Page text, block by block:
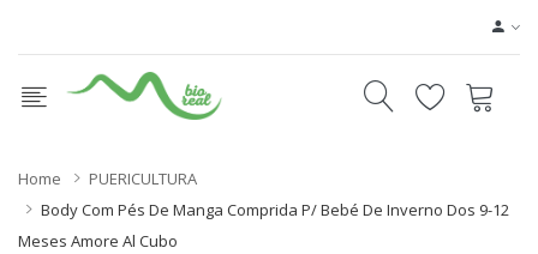
Home
PUERICULTURA
Body Com Pés De Manga Comprida P/ Bebé De Inverno Dos 9-12
Meses Amore Al Cubo